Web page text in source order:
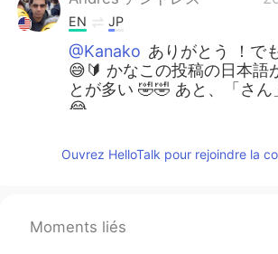
EN JP
@Kanako ありがとう ！で
😅🔰 かなこの投稿の日本語
とが多い 🤣🤣 あと、「さん
😂
Kanako
レスさん日本語お上手だか
ずっと思ってたらアメリカ
Ouvrez HelloTalk pour rejoindre la
Moments liés